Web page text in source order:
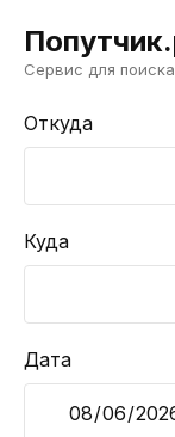
Сервис для
Откуда
Куда
Дата